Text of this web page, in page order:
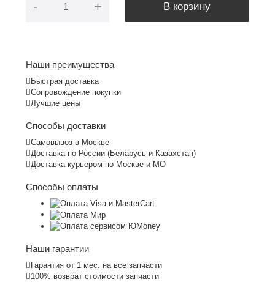
- + В корзину
Наши преимущества
Быстрая доставка
Сопровождение покупки
Лучшие цены
Способы доставки
Самовывоз в Москве
Доставка по России (Беларусь и Казахстан)
Доставка курьером по Москве и МО
Способы оплаты
Наши гарантии
Гарантия от 1 мес. на все запчасти
100% возврат стоимости запчасти